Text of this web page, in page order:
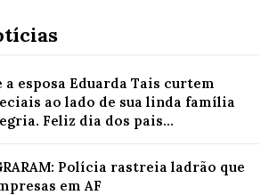
a esposa Eduarda Tais curtem
ao lado de sua linda família
Feliz dia dos pais...
Polícia rastreia ladrão que
em AF